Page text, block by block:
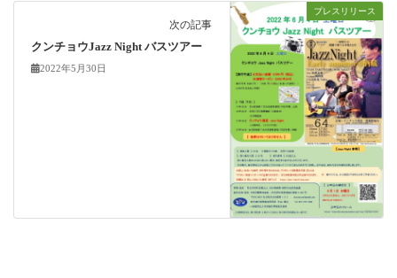
プレスリリース
次の記事
クンチョウJazz Night バスツアー
2022年5月30日